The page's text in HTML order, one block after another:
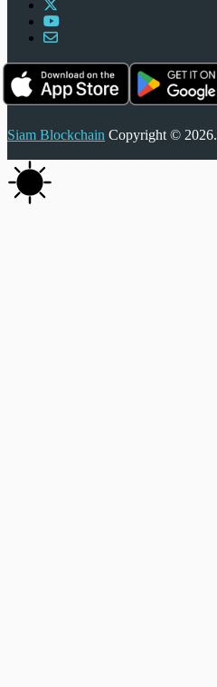
Siam Blockchain Copyright © 2026.